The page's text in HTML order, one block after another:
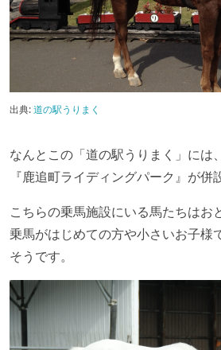
出典:道の駅うりまく
なんとこの「道の駅うりまく」には
『鹿追町ライディングパーク』が併
こちらの乗馬施設にいる馬たちはお
乗馬がはじめての方や小さいお子様
そうです。